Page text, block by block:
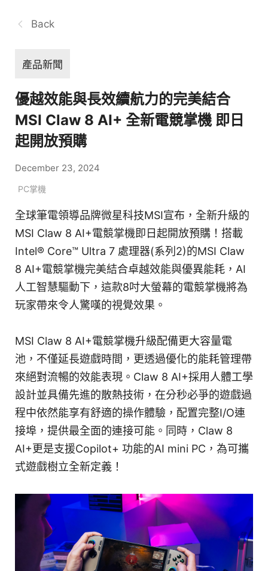
Back
產品新聞
優越效能與長效續航力的完美結合
MSI Claw 8 AI+ 全新電競掌機 即日
起開放預購
December 23, 2024
PC掌機
全球筆電領導品牌微星科技MSI宣布，全新升級的
MSI Claw 8 AI+電競掌機即日起開放預購！搭載
Intel® Core™ Ultra 7 處理器(系列2)的MSI Claw
8 AI+電競掌機完美結合卓越效能與優異能耗，AI
人工智慧驅動下，這款8吋大螢幕的電競掌機將為
玩家帶來令人驚嘆的視覺效果。
MSI Claw 8 AI+電競掌機升級配備更大容量電
池，不僅延長遊戲時間，更透過優化的能耗管理帶
來絕對流暢的效能表現。Claw 8 AI+採用人體工學
設計並具備先進的散熱技術，在分秒必爭的遊戲過
程中依然能享有舒適的操作體驗，配置完整I/O連
接埠，提供最全面的連接可能。同時，Claw 8
AI+更是支援Copilot+ 功能的AI mini PC，為可攜
式遊戲樹立全新定義！